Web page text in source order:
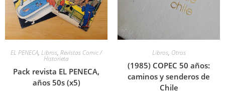
EL PENECA, Libros, Revistas Comic /
Historieta
Pack revista EL PENECA,
años 50s (x5)
Libros, Otros
(1985) COPEC 50 años:
caminos y senderos de
Chile